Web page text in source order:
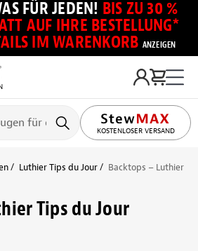
FÜR JEDEN! BIS ZU 30 %
AUF IHRE BESTELLUNG*
IM WARENKORB ANZEIGEN
KOSTENLOSER VERSAND
Luthier Tips du Jour Backtops – Luthier
Tips du Jour